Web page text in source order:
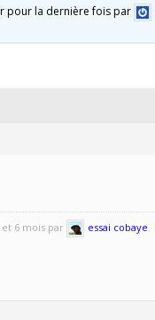
pour la dernière fois par
6 mois par essai cobaye.